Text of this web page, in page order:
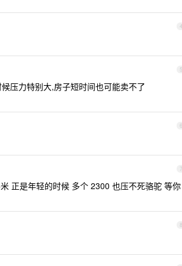
4
5
压力特别大,房子短时间也可能卖不了
6
7
正是年轻的时候 多个 2300 也压不死骆驼 等你
8